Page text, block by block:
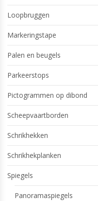
Loopbruggen
Markeringstape
Palen en beugels
Parkeerstops
Pictogrammen op dibond
Scheepvaartborden
Schrikhekken
Schrikhekplanken
Spiegels
Panoramaspiegels